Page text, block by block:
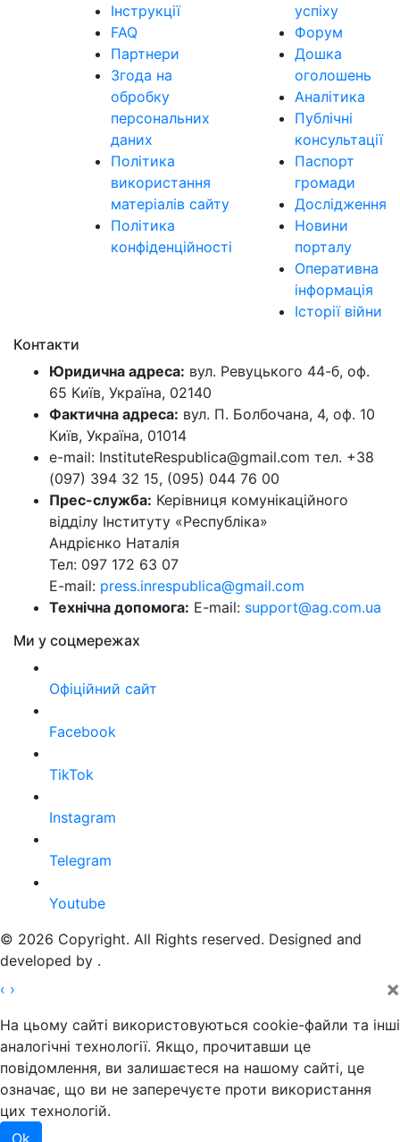
Інструкції
FAQ
Партнери
Згода на
обробку
персональних
даних
Політика
використання
матеріалів сайту
Політика
конфіденційності
успіху
Форум
Дошка
оголошень
Аналітика
Публічні
консультації
Паспорт
громади
Дослідження
Новини
порталу
Оперативна
інформація
Історії війни
Контакти
Юридична адреса: вул. Ревуцького 44-б, оф.
65 Київ, Україна, 02140
Фактична адреса: вул. П. Болбочана, 4, оф. 10
Київ, Україна, 01014
e-mail: InstituteRespublica@gmail.com тел. +38
(097) 394 32 15, (095) 044 76 00
Прес-служба: Керівниця комунікаційного
відділу Інституту «Республіка»
Андрієнко Наталія
Тел: 097 172 63 07
E-mail: press.inrespublica@gmail.com
Технічна допомога: E-mail: support@ag.com.ua
Ми у соцмережах
Офіційний сайт
Facebook
TikTok
Instagram
Telegram
Youtube
© 2026 Copyright. All Rights reserved. Designed and
developed by .
‹ › ×
На цьому сайті використовуються cookie-файли та інші
аналогічні технології. Якщо, прочитавши це
повідомлення, ви залишаєтеся на нашому сайті, це
означає, що ви не заперечуєте проти використання
цих технологій.
Ok